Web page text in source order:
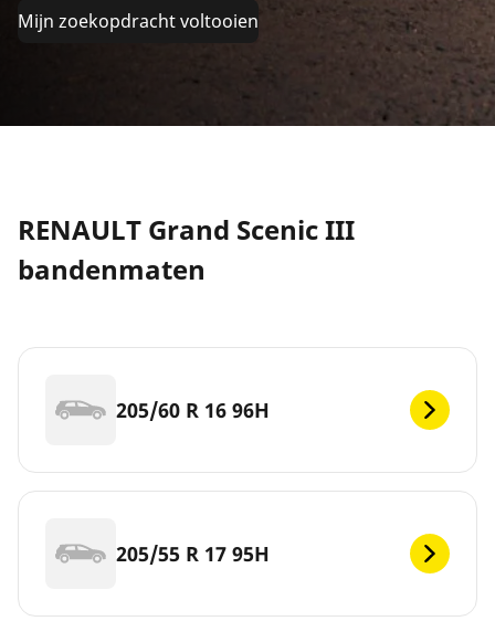
Mijn zoekopdracht voltooien
RENAULT Grand Scenic III
bandenmaten
205/60 R 16 96H
205/55 R 17 95H